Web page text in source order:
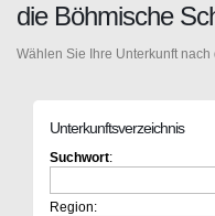
die Böhmische
Wählen Sie Ihre Unterkunft
Unterkunftsverzeichnis
Suchwort:
Region: